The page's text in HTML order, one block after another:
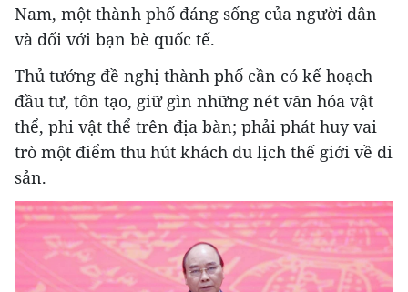
Nam, một thành phố đáng sống của người dân
và đối với bạn bè quốc tế.
Thủ tướng đề nghị thành phố cần có kế hoạch
đầu tư, tôn tạo, giữ gìn những nét văn hóa vật
thể, phi vật thể trên địa bàn; phải phát huy vai
trò một điểm thu hút khách du lịch thế giới về di
sản.